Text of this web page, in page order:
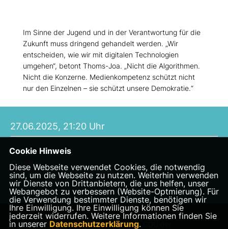
Im Sinne der Jugend und in der Verantwortung für die
Zukunft muss dringend gehandelt werden. „Wir
entscheiden, wie wir mit digitalen Technologien
umgehen“, betont Thoms-Joa. „Nicht die Algorithmen.
Nicht die Konzerne. Medienkompetenz schützt nicht
nur den Einzelnen – sie schützt unsere Demokratie.“
27.06.2025, 21:20 Uhr
Quelle:
CDU Kreisverband Diepholz
Hier finden Sie Informationen über die CDU der
Cookie Hinweis
Diese Webseite verwendet Cookies, die notwendig
sind, um die Webseite zu nutzen. Weiterhin verwenden
wir Dienste von Drittanbietern, die uns helfen, unser
Webangebot zu verbessern (Website-Optmierung). Für
die Verwendung bestimmter Dienste, benötigen wir
Ihre Einwilligung. Ihre Einwilligung können Sie
jederzeit widerrufen. Weitere Informationen finden Sie
in unserer Datenschutzerklärung.